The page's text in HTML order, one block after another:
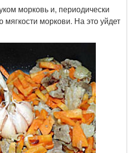
морковь и, периодически
моркови. На это уйдет